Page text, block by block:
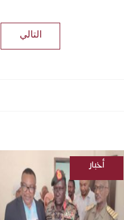
التالي
أخبار
/
السودانية